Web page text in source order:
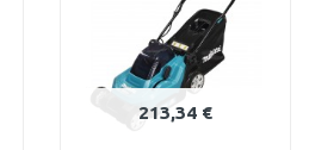
213,34 €